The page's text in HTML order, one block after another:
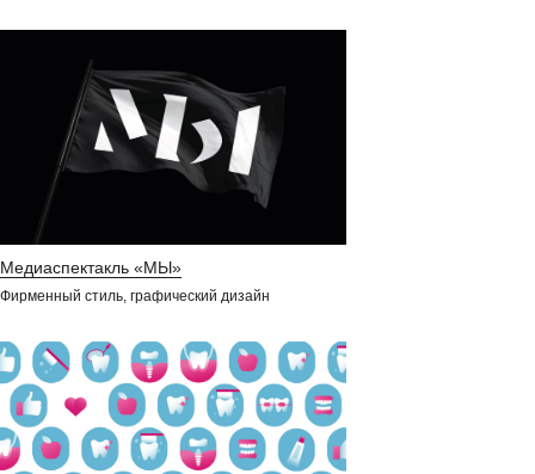
Медиаспектакль «МЫ»
Фирменный стиль, графический дизайн